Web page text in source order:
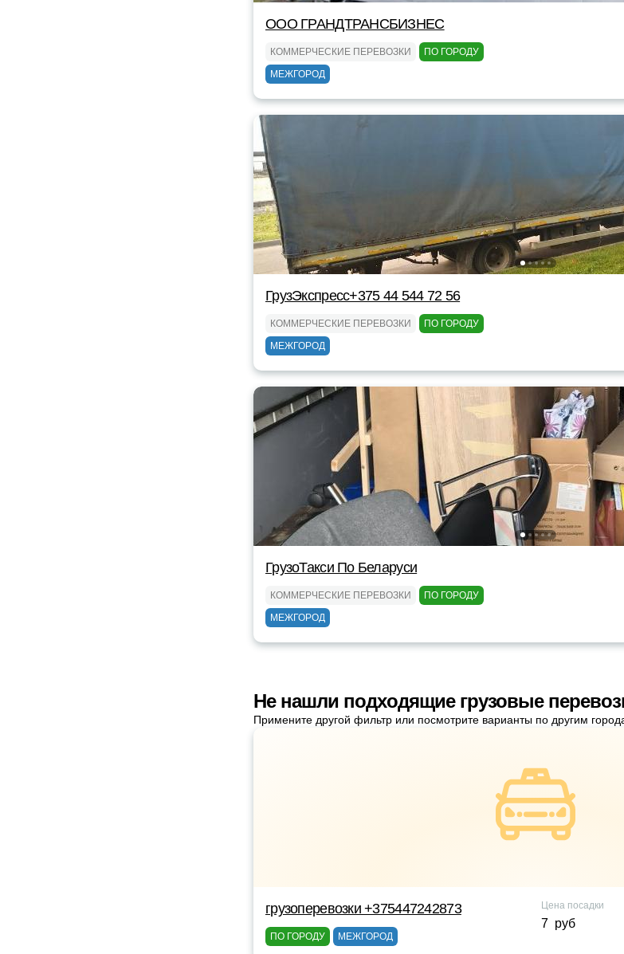
ООО ГРАНДТРАНСБИЗНЕС
КОММЕРЧЕСКИЕ ПЕРЕВОЗКИ
ПО ГОРОДУ
МЕЖГОРОД
ГрузЭкспресс+375 44 544 72 56
КОММЕРЧЕСКИЕ ПЕРЕВОЗКИ
ПО ГОРОДУ
МЕЖГОРОД
ГрузоТакси По Беларуси
КОММЕРЧЕСКИЕ ПЕРЕВОЗКИ
ПО ГОРОДУ
МЕЖГОРОД
Не нашли подходящие грузовые
Примените другой фильтр или посмотрите варианты по другим
грузоперевозки +375447242873
ПО ГОРОДУ МЕЖГОРОД
Цена посадки
7 руб